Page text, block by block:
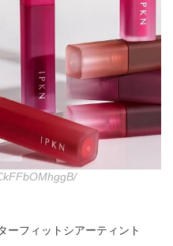
ーフィットシアーティント